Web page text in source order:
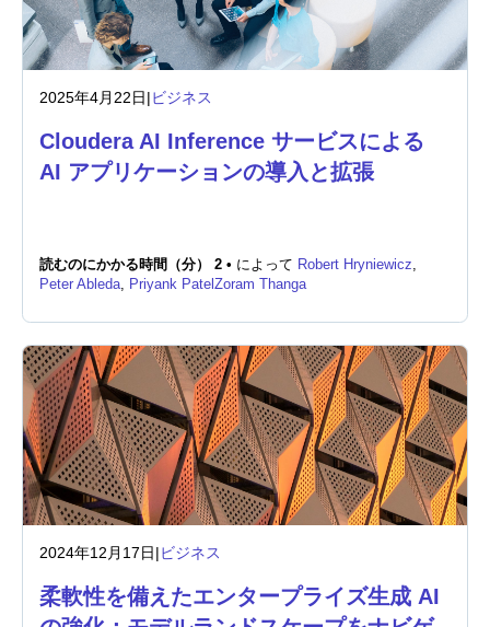
2025年4月22日|ビジネス
Cloudera AI Inference サービスによる
AI アプリケーションの導入と拡張
読むのにかかる時間（分） 2 • によって Robert Hryniewicz,
Peter Ableda, Priyank Patel Zoram Thanga
2024年12月17日|ビジネス
柔軟性を備えたエンタープライズ生成 AI